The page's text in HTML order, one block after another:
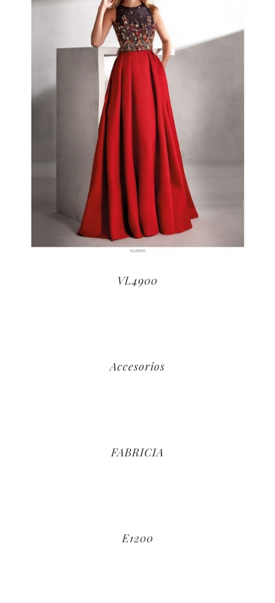
VL4900
Accesorios
FABRICIA
E1200